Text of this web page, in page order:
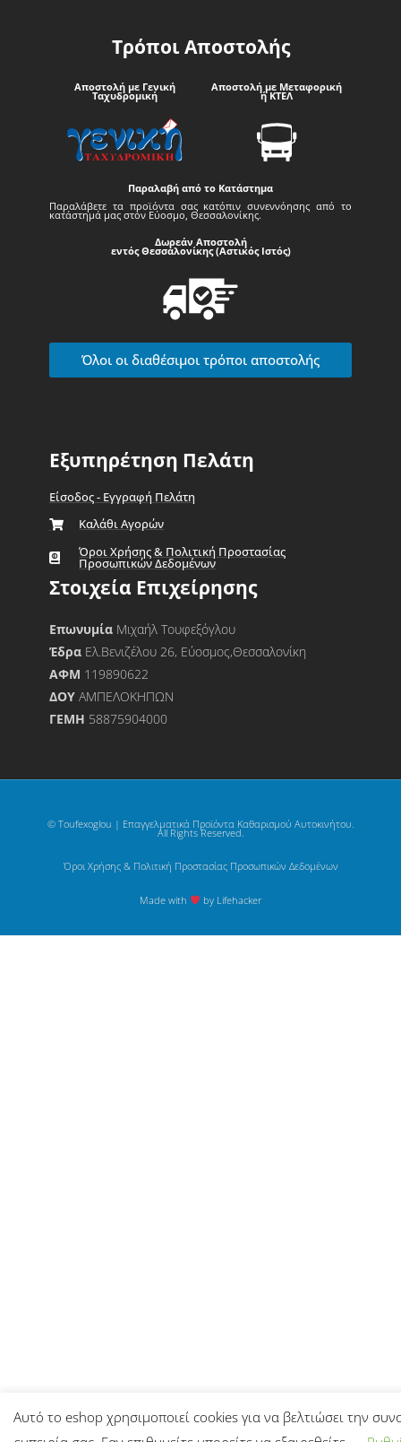
Τρόποι Αποστολής
Αποστολή με Γενική
Ταχυδρομική
Αποστολή με Μεταφορική
ή ΚΤΕΛ
Παραλαβή από το Κατάστημα
Παραλάβετε τα προϊόντα σας κατόπιν συνεννόησης από το
κατάστημά μας στον Εύοσμο, Θεσσαλονίκης.
Δωρεάν Αποστολή
εντός Θεσσαλονίκης (Αστικός Ιστός)
Όλοι οι διαθέσιμοι τρόποι αποστολής
Εξυπηρέτηση Πελάτη
Είσοδος - Εγγραφή Πελάτη
Καλάθι Αγορών
Όροι Χρήσης & Πολιτική Προστασίας
Προσωπικών Δεδομένων
Στοιχεία Επιχείρησης
Επωνυμία Μιχαήλ Τουφεξόγλου
Έδρα Ελ.Βενιζέλου 26, Εύοσμος,Θεσσαλονίκη
ΑΦΜ 119890622
ΔΟΥΑΜΠΕΛΟΚΗΠΩΝ
ΓΕΜΗ 58875904000
© Toufexoglou | Επαγγελματικά Προϊόντα Καθαρισμού Αυτοκινήτου.
All Rights Reserved.
Όροι Χρήσης & Πολιτική Προστασίας Προσωπικών Δεδομένων
Made with by Lifehacker
Αυτό το eshop χρησιμοποιεί cookies για να βελτιώσει την